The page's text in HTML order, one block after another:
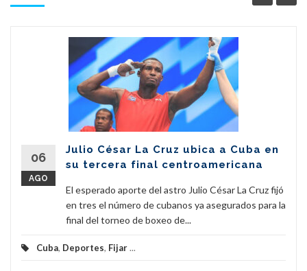
06
AGO
Julio César La Cruz ubica a Cuba en
su tercera final centroamericana
El esperado aporte del astro Julio César La Cruz fijó
en tres el número de cubanos ya asegurados para la
final del torneo de boxeo de...
Cuba, Deportes, Fijar...